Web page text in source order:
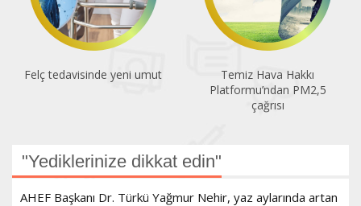
Felç tedavisinde yeni umut
Temiz Hava Hakkı
Platformu’ndan PM2,5
çağrısı
"Yediklerinize dikkat edin"
AHEF Başkanı Dr. Türkü Yağmur Nehir, yaz aylarında artan